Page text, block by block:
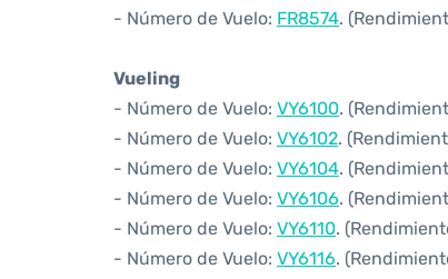
- Número de Vuelo: FR8574.
Vueling
- Número de Vuelo: VY6100.
- Número de Vuelo: VY6102.
- Número de Vuelo: VY6104.
- Número de Vuelo: VY6106.
- Número de Vuelo: VY6110.
- Número de Vuelo: VY6116.